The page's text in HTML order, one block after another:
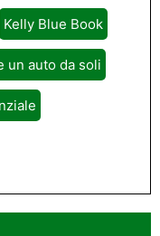
Kelly Blue Book
un auto da soli